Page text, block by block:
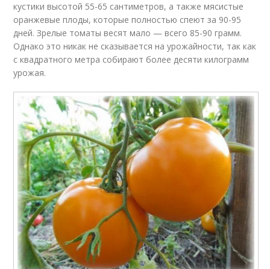
кустики высотой 55-65 сантиметров, а также мясистые
оранжевые плоды, которые полностью спеют за 90-95
дней. Зрелые томаты весят мало — всего 85-90 грамм.
Однако это никак не сказывается на урожайности, так как
с квадратного метра собирают более десяти килограмм
урожая.